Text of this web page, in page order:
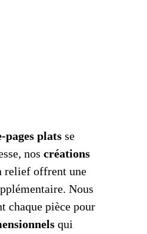
pages plats se
nos créations
relief offrent une
Nous
chaque pièce pour
qui